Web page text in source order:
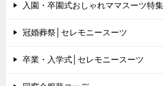
入園・卒園式おしゃれママスーツ特集
冠婚葬祭│セレモニースーツ
卒業・入学式│セレモニースーツ